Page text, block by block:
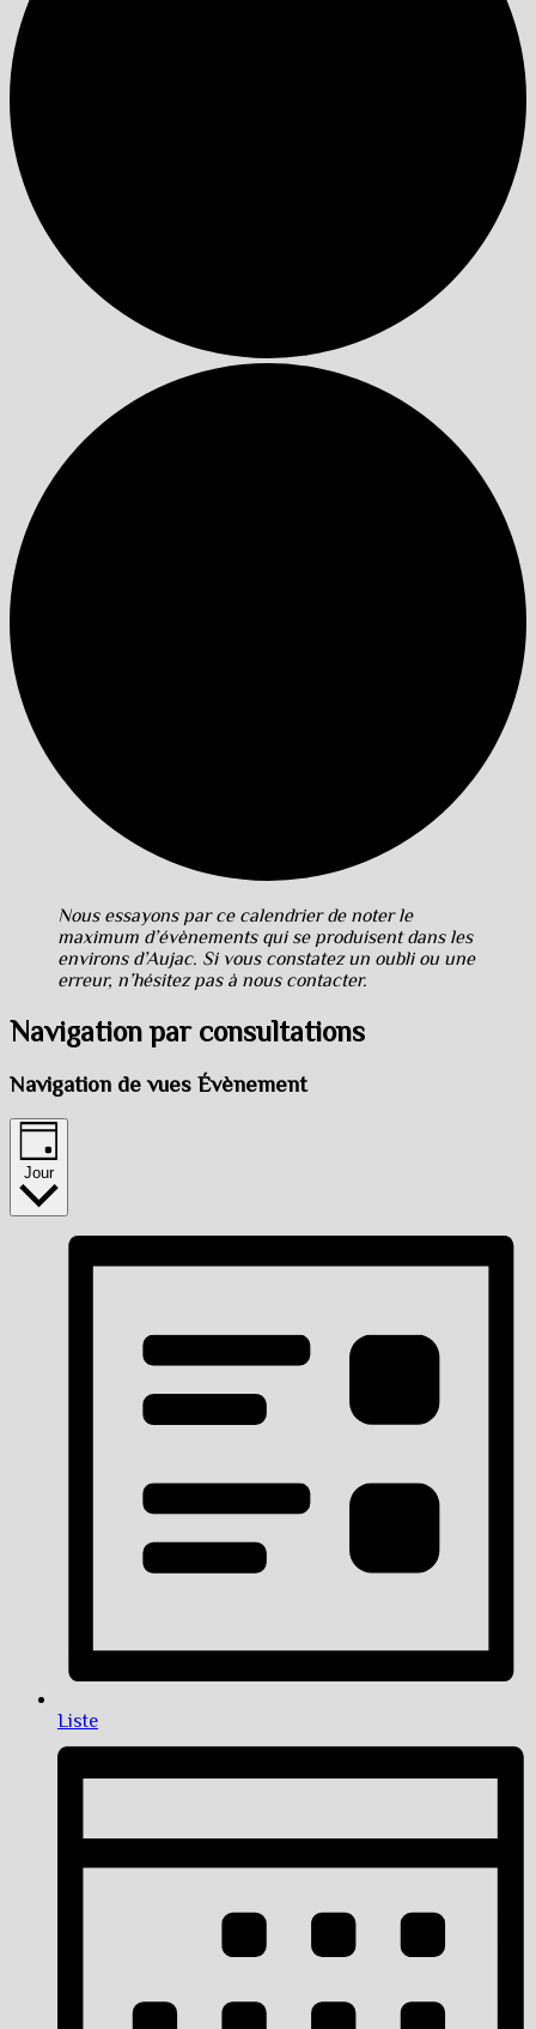
Nous essayons par ce calendrier de noter le
maximum d’évènements qui se produisent dans les
environs d’Aujac. Si vous constatez un oubli ou une
erreur, n’hésitez pas à nous contacter.
Navigation par consultations
Navigation de vues Évènement
Jour
Liste